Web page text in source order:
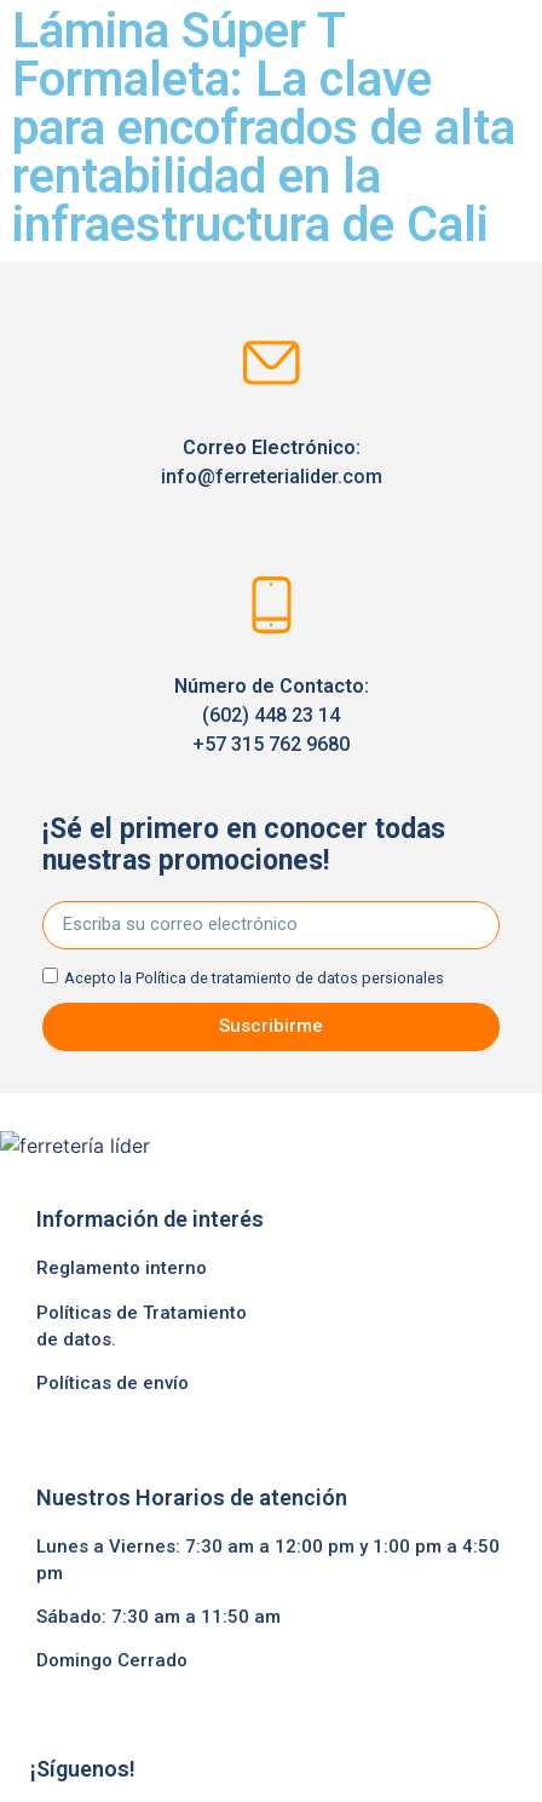
Lámina Súper T
Formaleta: La clave
para encofrados de alta
rentabilidad en la
infraestructura de Cali
Correo Electrónico:
info@ferreterialider.com
Número de Contacto:
(602) 448 23 14
+57 315 762 9680
¡Sé el primero en conocer todas
nuestras promociones!
Acepto la Política de tratamiento de datos persionales
Suscribirme
Información de interés
Reglamento interno
Políticas de Tratamiento
de datos.
Políticas de envío
Nuestros Horarios de atención
Lunes a Viernes: 7:30 am a 12:00 pm y 1:00 pm a 4:50
pm
Sábado: 7:30 am a 11:50 am
Domingo Cerrado
¡Síguenos!